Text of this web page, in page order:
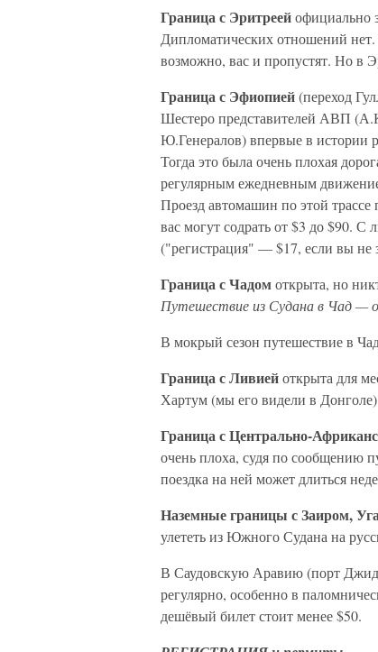
Граница с Эритреейофициально
Дипломатических отношений
возможно, вас и пропустят. Но в
Граница с Эфиопией(переход
Шестеро представителей АВП
Ю.Генералов) впервые в истории
Тогда это была очень плохая
регулярным ежедневным
Проезд автомашин по этой
вас могут содрать от $3 до $90. С
("регистрация" — $17, если вы не
Граница с Чадомоткрыта, но
Путешествие из Судана в Чад —
В мокрый сезон путешествие в
Граница с Ливиейоткрыта для
Хартум (мы его видели в
Граница с Центрально-
очень плоха, судя по сообщению
поездка на ней может длиться
Наземные границы с Заиром,
улететь из Южного Судана на
В Саудовскую Аравию (порт
регулярно, особенно в
дешёвый билет стоит менее $50.